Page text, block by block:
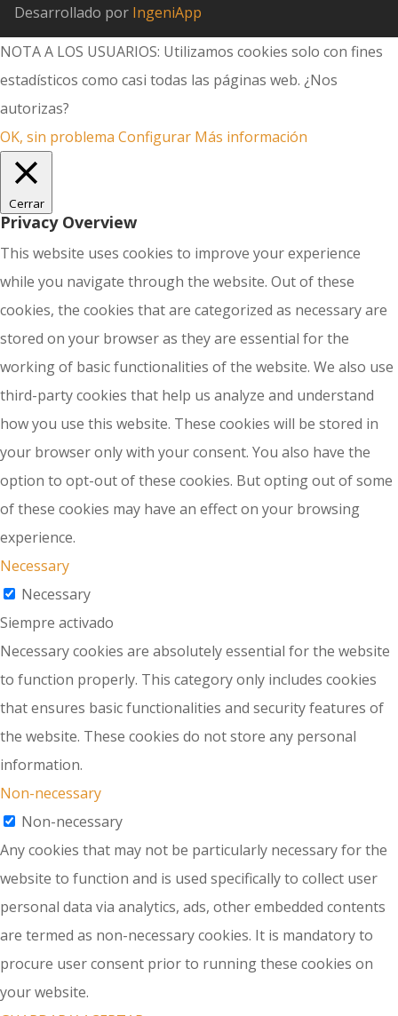
Desarrollado por IngeniApp
NOTA A LOS USUARIOS: Utilizamos cookies solo con fines
estadísticos como casi todas las páginas web. ¿Nos
autorizas?
OK, sin problema Configurar Más información
Cerrar
Privacy Overview
This website uses cookies to improve your experience
while you navigate through the website. Out of these
cookies, the cookies that are categorized as necessary are
stored on your browser as they are essential for the
working of basic functionalities of the website. We also use
third-party cookies that help us analyze and understand
how you use this website. These cookies will be stored in
your browser only with your consent. You also have the
option to opt-out of these cookies. But opting out of some
of these cookies may have an effect on your browsing
experience.
Necessary
Necessary
Siempre activado
Necessary cookies are absolutely essential for the website
to function properly. This category only includes cookies
that ensures basic functionalities and security features of
the website. These cookies do not store any personal
information.
Non-necessary
Non-necessary
Any cookies that may not be particularly necessary for the
website to function and is used specifically to collect user
personal data via analytics, ads, other embedded contents
are termed as non-necessary cookies. It is mandatory to
procure user consent prior to running these cookies on
your website.